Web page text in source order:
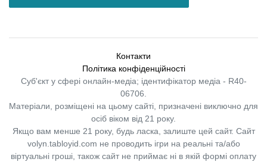
Контакти
Політика конфіденційності
Суб'єкт у сфері онлайн-медіа; ідентифікатор медіа - R40-
06706.
Матеріали, розміщені на цьому сайті, призначені виключно для
осіб віком від 21 року.
Якщо вам менше 21 року, будь ласка, залиште цей сайт. Сайт
volyn.tabloyid.com не проводить ігри на реальні та/або
віртуальні гроші, також сайт не приймає ні в якій формі оплату